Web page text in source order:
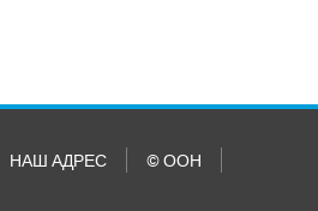
НАШ АДРЕС © ООН